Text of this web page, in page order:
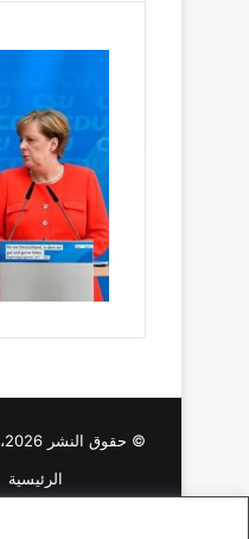
© حقوق النشر 2026، جميع الحقوق محفوظة |
الرئيسية